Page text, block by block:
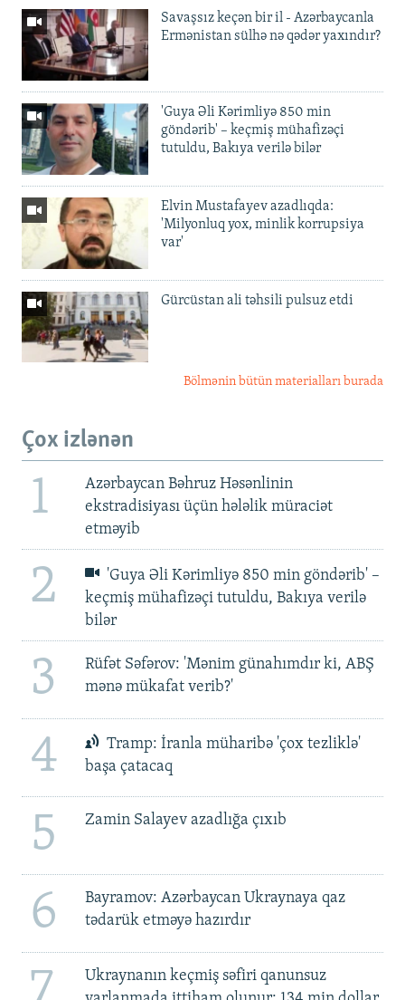
Savaşsız keçən bir il - Azərbaycanla
Ermənistan sülhə nə qədər yaxındır?
'Guya Əli Kərimliyə 850 min
göndərib' – keçmiş mühafizəçi
tutuldu, Bakıya verilə bilər
Elvin Mustafayev azadlıqda:
'Milyonluq yox, minlik korrupsiya
var'
Gürcüstan ali təhsili pulsuz etdi
Bölmənin bütün materialları burada
Çox izlənən
1
Azərbaycan Bəhruz Həsənlinin
ekstradisiyası üçün hələlik müraciət
etməyib
2
'Guya Əli Kərimliyə 850 min göndərib' –
keçmiş mühafizəçi tutuldu, Bakıya verilə
bilər
3
Rüfət Səfərov: 'Mənim günahımdır ki, ABŞ
mənə mükafat verib?'
4
Tramp: İranla müharibə 'çox tezliklə'
başa çatacaq
5 Zamin Salayev azadlığa çıxıb
6
Bayramov: Azərbaycan Ukraynaya qaz
tədarük etməyə hazırdır
Ukraynanın keçmiş səfiri qanunsuz